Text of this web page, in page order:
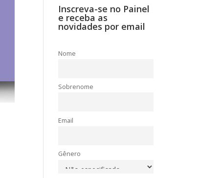
Inscreva-se no Painel
e receba as
novidades por email
Nome
Sobrenome
Email
Gênero